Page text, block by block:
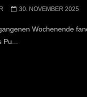
30. NOVEMBER 2025
Wochenende